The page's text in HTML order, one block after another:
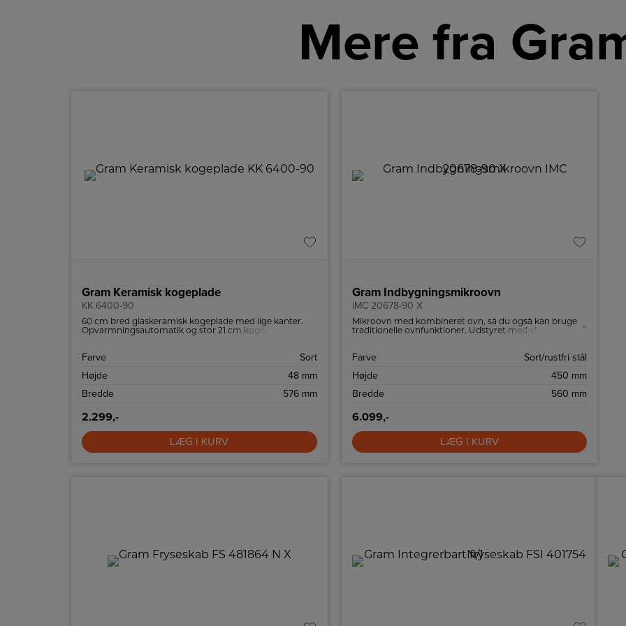
Mere fra
Gram Keramisk kogeplade
KK 6400-90
60 cm bred glaskeramisk kogeplade med lige kanter.
Opvarmningsautomatik og stor 21 cm kogezone
Farve
Sort
Højde
48 mm
Bredde
576 mm
2.299,-
LÆG I KURV
Gram Indbygningsmikroovn
IMC 20678-90 X
Mikroovn med kombineret ovn, så du også kan bruge
traditionelle ovnfunktioner. Udstyret med et ovnrum på
Farve
Sort/rustfri stål
Højde
450 mm
Bredde
560 mm
6.099,-
LÆG I KURV